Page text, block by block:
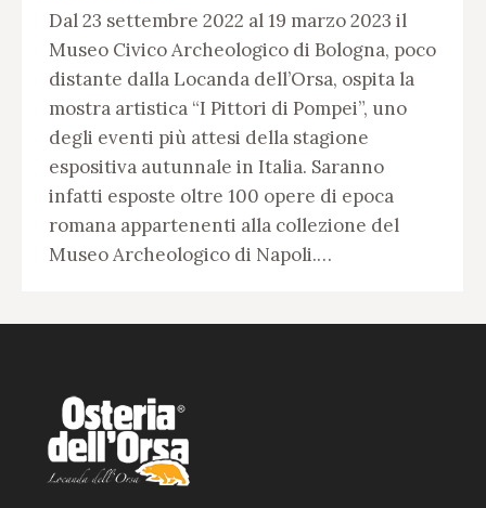
Dal 23 settembre 2022 al 19 marzo 2023 il
Museo Civico Archeologico di Bologna, poco
distante dalla Locanda dell’Orsa, ospita la
mostra artistica “I Pittori di Pompei”, uno
degli eventi più attesi della stagione
espositiva autunnale in Italia. Saranno
infatti esposte oltre 100 opere di epoca
romana appartenenti alla collezione del
Museo Archeologico di Napoli.…